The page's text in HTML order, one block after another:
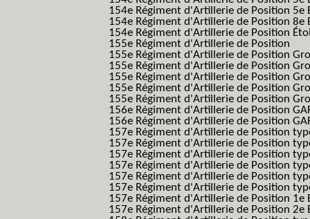
154e Régiment d'Artillerie de Position 5e
154e Régiment d'Artillerie de Position 8e
154e Régiment d'Artillerie de Position
155e Régiment d'Artillerie de Position
155e Régiment d'Artillerie de Position
155e Régiment d'Artillerie de Position
155e Régiment d'Artillerie de Position
155e Régiment d'Artillerie de Position
155e Régiment d'Artillerie de Position
156e Régiment d'Artillerie de Position
156e Régiment d'Artillerie de Position
157e Régiment d'Artillerie de Position
157e Régiment d'Artillerie de Position
157e Régiment d'Artillerie de Position
157e Régiment d'Artillerie de Position
157e Régiment d'Artillerie de Position
157e Régiment d'Artillerie de Position
157e Régiment d'Artillerie de Position 1e
157e Régiment d'Artillerie de Position 2e